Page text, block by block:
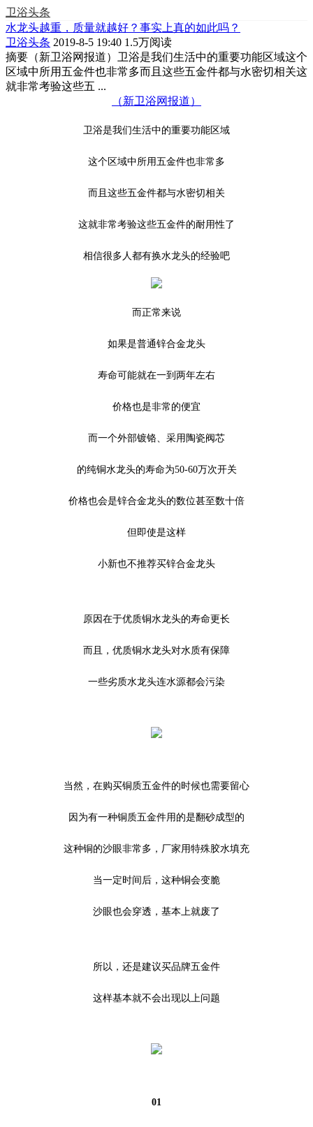
卫浴头条
水龙头越重，质量就越好？事实上真的如此吗？
卫浴头条 2019-8-5 19:40 1.5万阅读
摘要 （新卫浴网报道）卫浴是我们生活中的重要功能区域这个
区域中所用五金件也非常多而且这些五金件都与水密切相关这
就非常考验这些五 ...
（新卫浴网报道）
卫浴是我们生活中的重要功能区域
这个区域中所用五金件也非常多
而且这些五金件都与水密切相关
这就非常考验这些五金件的耐用性了
相信很多人都有换水龙头的经验吧
而正常来说
如果是普通锌合金龙头
寿命可能就在一到两年左右
价格也是非常的便宜
而一个外部镀铬、采用陶瓷阀芯
的纯铜水龙头的寿命为50-60万次开关
价格也会是锌合金龙头的数位甚至数十倍
但即使是这样
小新也不推荐买锌合金龙头
原因在于优质铜水龙头的寿命更长
而且，优质铜水龙头对水质有保障
一些劣质水龙头连水源都会污染
当然，在购买铜质五金件的时候也需要留心
因为有一种铜质五金件用的是翻砂成型的
这种铜的沙眼非常多，厂家用特殊胶水填充
当一定时间后，这种铜会变脆
沙眼也会穿透，基本上就废了
所以，还是建议买品牌五金件
这样基本就不会出现以上问题
01